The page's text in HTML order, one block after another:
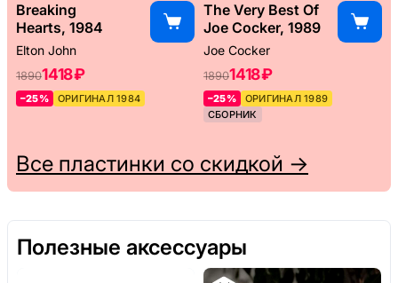
Breaking
Hearts, 1984
Elton John
18901418 ₽
–25% ОРИГИНАЛ 1984
The Very Best Of
Joe Cocker, 1989
Joe Cocker
18901418 ₽
–25%
ОРИГИНАЛ 1989
СБОРНИК
Все пластинки со скидкой →
Полезные аксессуары